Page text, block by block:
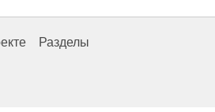
Разделы